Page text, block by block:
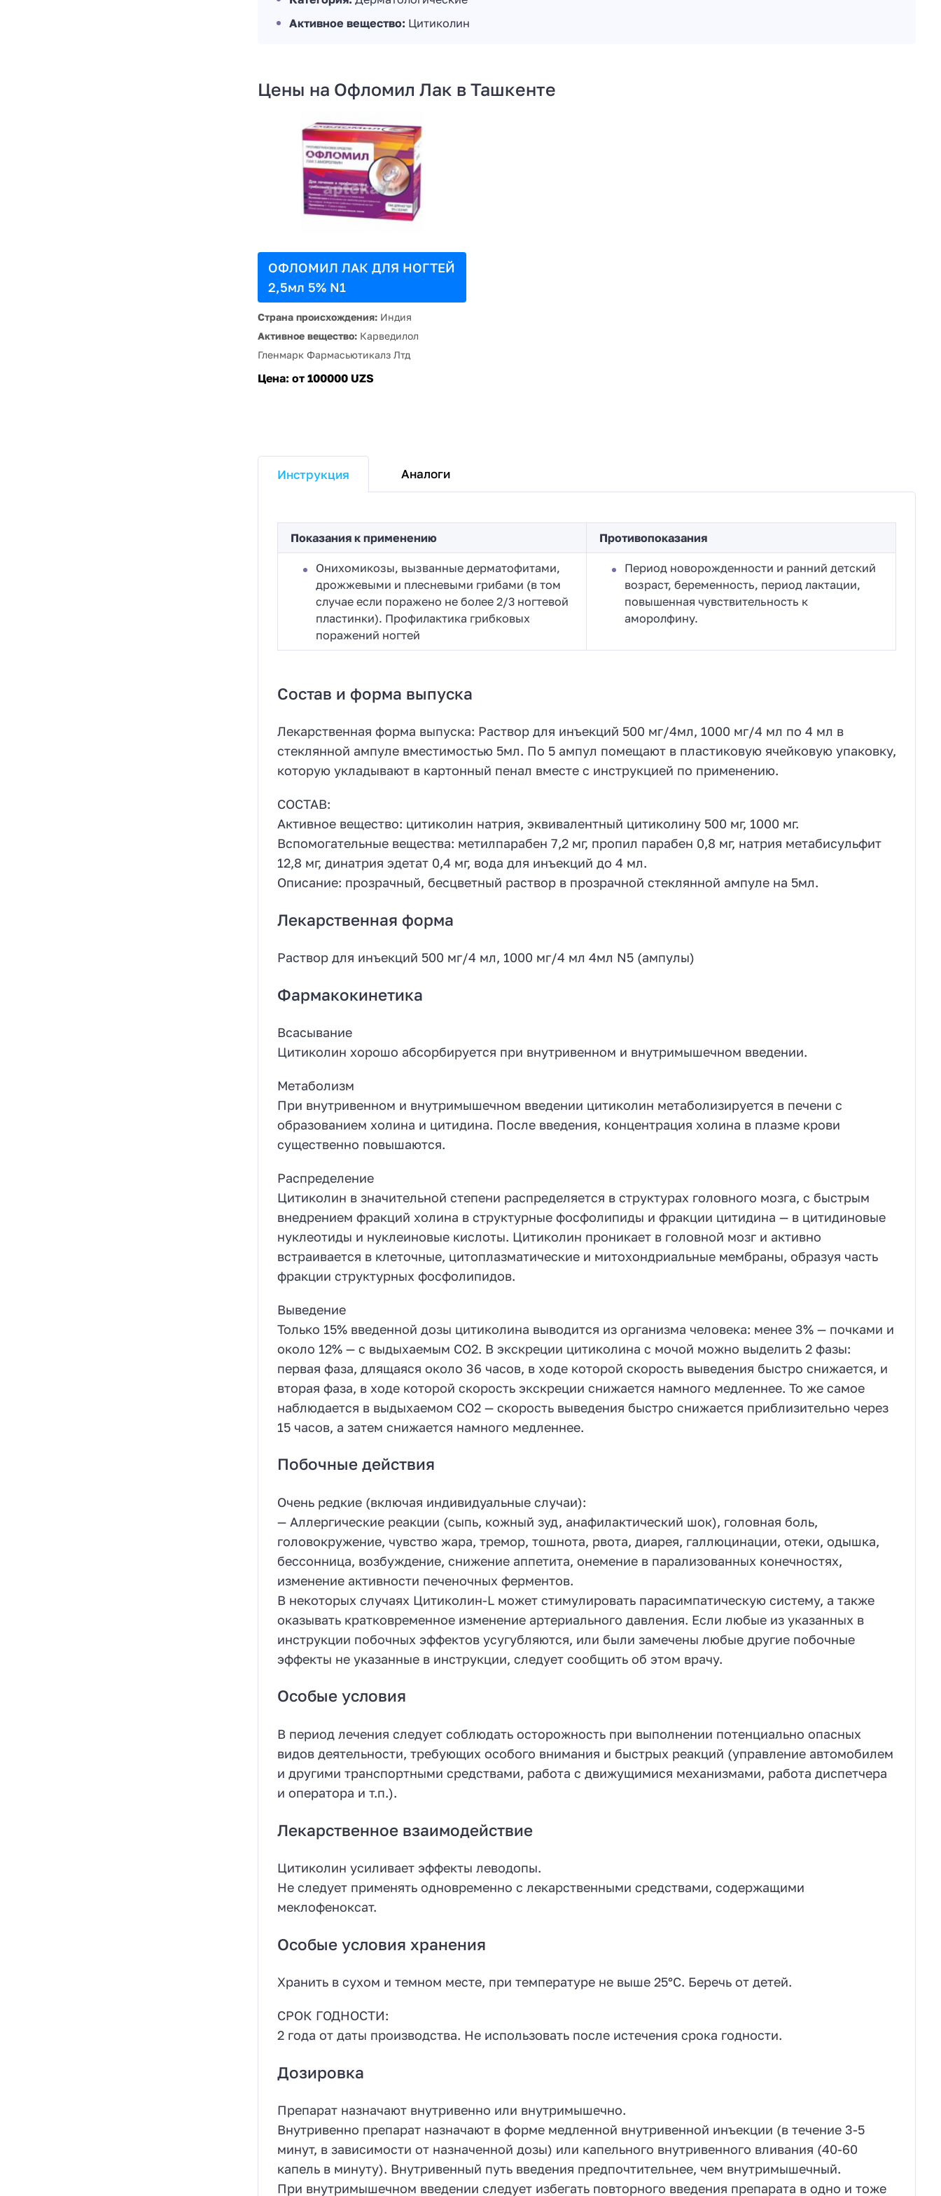
Активное вещество: Цитиколин
Цены на Офломил Лак в Ташкенте
ОФЛОМИЛ ЛАК ДЛЯ НОГТЕЙ
2,5мл 5% N1
Страна происхождения:Индия
Активное вещество:Карведилол
Гленмарк Фармасьютикалз Лтд
Цена: от 100000 UZS
Инструкция Аналоги
Показания к применению Противопоказания
Онихомикозы, вызванные дерматофитами,
дрожжевыми и плесневыми грибами (в том
случае если поражено не более 2/3 ногтевой
пластинки). Профилактика грибковых
поражений ногтей
Период новорожденности и ранний детский
возраст, беременность, период лактации,
повышенная чувствительность к
аморолфину.
Состав и форма выпуска
Лекарственная форма выпуска: Раствор для инъекций 500 мг/4мл, 1000 мг/4 мл по 4 мл в
стеклянной ампуле вместимостью 5мл. По 5 ампул помещают в пластиковую ячейковую упаковку,
которую укладывают в картонный пенал вместе с инструкцией по применению.
СОСТАВ:
Активное вещество: цитиколин натрия, эквивалентный цитиколину 500 мг, 1000 мг.
Вспомогательные вещества: метилпарабен 7,2 мг, пропил парабен 0,8 мг, натрия метабисульфит
12,8 мг, динатрия эдетат 0,4 мг, вода для инъекций до 4 мл.
Описание: прозрачный, бесцветный раствор в прозрачной стеклянной ампуле на 5мл.
Лекарственная форма
Раствор для инъекций 500 мг/4 мл, 1000 мг/4 мл 4мл N5 (ампулы)
Фармакокинетика
Всасывание
Цитиколин хорошо абсорбируется при внутривенном и внутримышечном введении.
Метаболизм
При внутривенном и внутримышечном введении цитиколин метаболизируется в печени с
образованием холина и цитидина. После введения, концентрация холина в плазме крови
существенно повышаются.
Распределение
Цитиколин в значительной степени распределяется в структурах головного мозга, с быстрым
внедрением фракций холина в структурные фосфолипиды и фракции цитидина — в цитидиновые
нуклеотиды и нуклеиновые кислоты. Цитиколин проникает в головной мозг и активно
встраивается в клеточные, цитоплазматические и митохондриальные мембраны, образуя часть
фракции структурных фосфолипидов.
Выведение
Только 15% введенной дозы цитиколина выводится из организма человека: менее 3% — почками и
около 12% — с выдыхаемым СО2. В экскреции цитиколина с мочой можно выделить 2 фазы:
первая фаза, длящаяся около 36 часов, в ходе которой скорость выведения быстро снижается, и
вторая фаза, в ходе которой скорость экскреции снижается намного медленнее. То же самое
наблюдается в выдыхаемом СО2 — скорость выведения быстро снижается приблизительно через
15 часов, а затем снижается намного медленнее.
Побочные действия
Очень редкие (включая индивидуальные случаи):
— Аллергические реакции (сыпь, кожный зуд, анафилактический шок), головная боль,
головокружение, чувство жара, тремор, тошнота, рвота, диарея, галлюцинации, отеки, одышка,
бессонница, возбуждение, снижение аппетита, онемение в парализованных конечностях,
изменение активности печеночных ферментов.
В некоторых случаях Цитиколин-L может стимулировать парасимпатическую систему, а также
оказывать кратковременное изменение артериального давления. Если любые из указанных в
инструкции побочных эффектов усугубляются, или были замечены любые другие побочные
эффекты не указанные в инструкции, следует сообщить об этом врачу.
Особые условия
В период лечения следует соблюдать осторожность при выполнении потенциально опасных
видов деятельности, требующих особого внимания и быстрых реакций (управление автомобилем
и другими транспортными средствами, работа с движущимися механизмами, работа диспетчера
и оператора и т.п.).
Лекарственное взаимодействие
Цитиколин усиливает эффекты леводопы.
Не следует применять одновременно с лекарственными средствами, содержащими
меклофеноксат.
Особые условия хранения
Хранить в сухом и темном месте, при температуре не выше 25°C. Беречь от детей.
СРОК ГОДНОСТИ:
2 года от даты производства. Не использовать после истечения срока годности.
Дозировка
Препарат назначают внутривенно или внутримышечно.
Внутривенно препарат назначают в форме медленной внутривенной инъекции (в течение 3-5
минут, в зависимости от назначенной дозы) или капельного внутривенного вливания (40-60
капель в минуту). Внутривенный путь введения предпочтительнее, чем внутримышечный.
При внутримышечном введении следует избегать повторного введения препарата в одно и тоже